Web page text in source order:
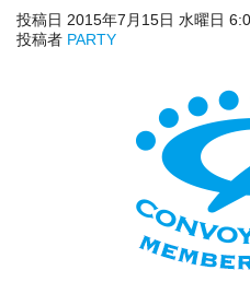
投稿日 2015年7月15日 水曜日
投稿者 PARTY